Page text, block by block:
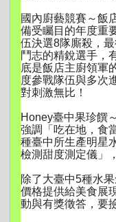
國內廚藝競賽～飯
備受矚目的年度重
伍決選8隊廝殺，
鬥志的精銳選手，
底是飯店主廚領軍
度參戰隊伍與多次
對刺激無比！
Honey臺中果珍饌
強調「吃在地，食
種臺中所生產明星
檢測甜度測定儀」
除了大臺中5種水
價格提供給美食展
動與有獎徵答， 要